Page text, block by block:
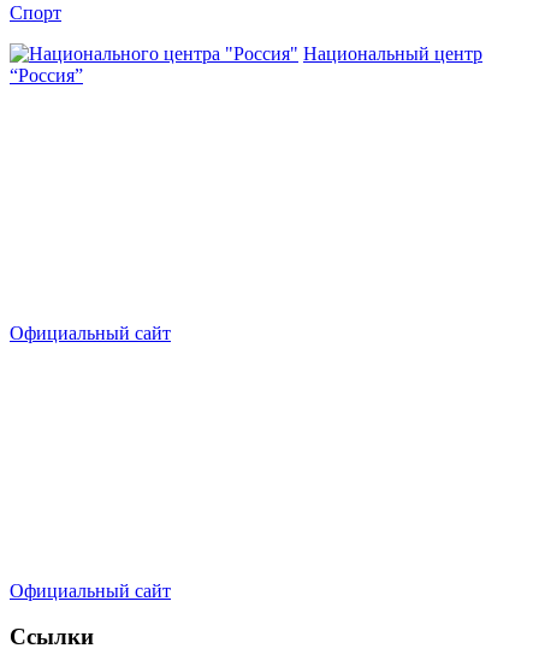
Спорт
Национальный центр
“Россия”
Официальный сайт
Официальный сайт
Ссылки